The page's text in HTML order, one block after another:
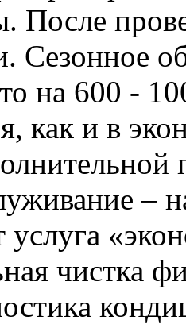
После
Сезонное
на 600 -
как и в
–
чистка